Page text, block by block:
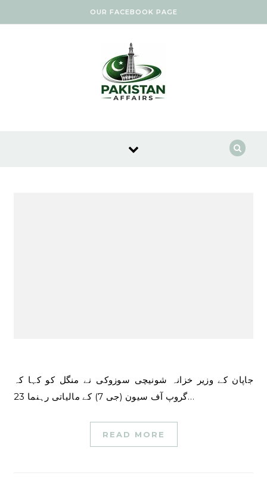
OUR FACEBOOK PAGE
جاپان کے وزیر خزانہ شونیچی سوزوکی نے منگل کو کہا کہ
گروپ آف سیون (جی 7) کے مالیاتی رہنما 23…
READ MORE